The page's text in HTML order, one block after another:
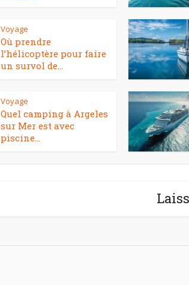
Voyage
Où prendre
l’hélicoptère pour faire
un survol de...
Voyage
Quel camping à Argeles
sur Mer est avec
piscine...